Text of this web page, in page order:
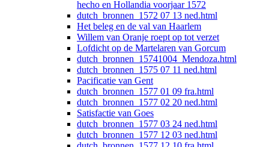
hecho en Hollandia voorjaar 1572
dutch_bronnen_1572 07 13 ned.html
Het beleg en de val van Haarlem
Willem van Oranje roept op tot verzet
Lofdicht op de Martelaren van Gorcum
dutch_bronnen_15741004_Mendoza.html
dutch_bronnen_1575 07 11 ned.html
Pacificatie van Gent
dutch_bronnen_1577 01 09 fra.html
dutch_bronnen_1577 02 20 ned.html
Satisfactie van Goes
dutch_bronnen_1577 03 24 ned.html
dutch_bronnen_1577 12 03 ned.html